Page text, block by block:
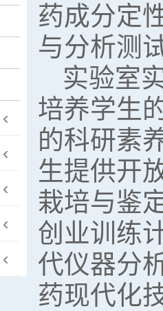
药成分定
与分析测
实验室
培养学生
的科研素
生提供开
栽培与鉴
创业训练
代仪器分
药现代化